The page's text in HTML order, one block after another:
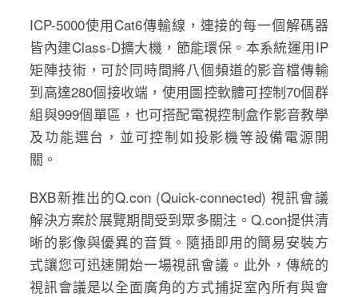
ICP-5000使用Cat6傳輸線，連接的每一個解碼器
皆內建Class-D擴大機，節能環保。本系統運用IP
矩陣技術，可於同時間將八個頻道的影音檔傳輸
到高達280個接收端，使用圖控軟體可控制70個群
組與999個單區，也可搭配電視控制盒作影音教學
及功能選台，並可控制如投影機等設備電源開
關。
BXB新推出的Q.con (Quick-connected) 視訊會議
解決方案於展覽期間受到眾多關注。Q.con提供清
晰的影像與優異的音質。隨插即用的簡易安裝方
式讓您可迅速開始一場視訊會議。此外，傳統的
視訊會議是以全面廣角的方式捕捉室內所有與會